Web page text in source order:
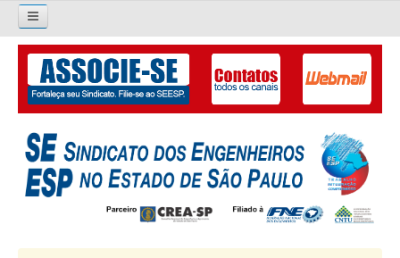
Pesquisar...
O SINDICATO
APRESENTAÇÃO
PALAVRA DO PRESIDENTE
DIRETORIA